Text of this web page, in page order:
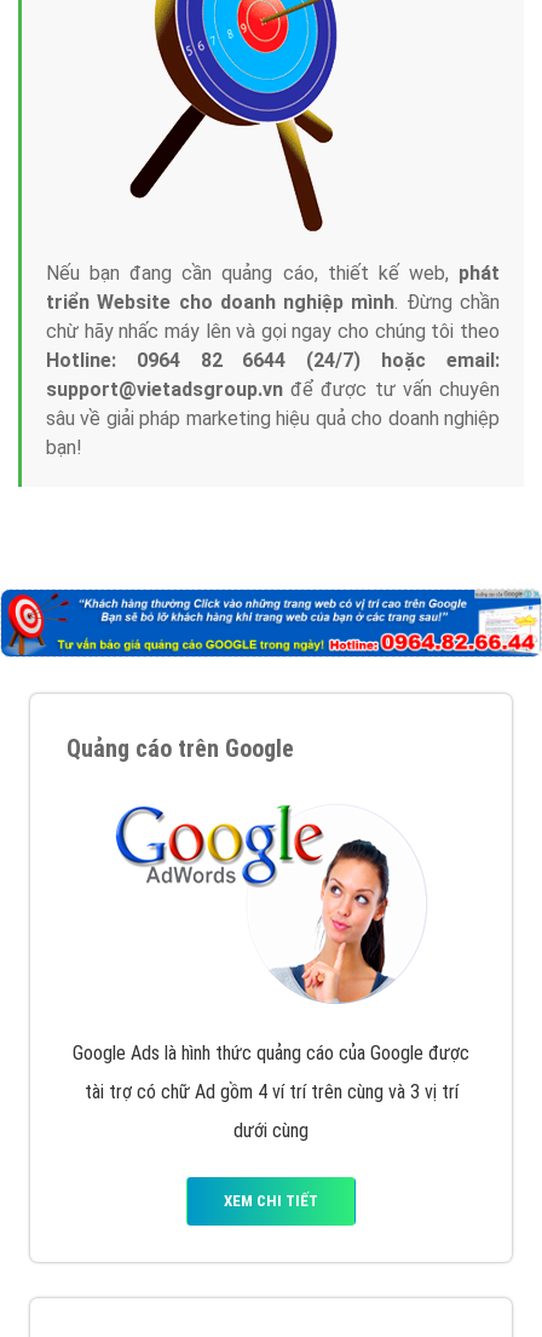
Nếu bạn đang cần quảng cáo, thiết kế web, phát
triển Website cho doanh nghiệp mình. Đừng chần
chừ hãy nhấc máy lên và gọi ngay cho chúng tôi theo
Hotline: 0964 82 6644 (24/7) hoặc email:
support@vietadsgroup.vn để được tư vấn chuyên
sâu về giải pháp marketing hiệu quả cho doanh nghiệp
bạn!
Quảng cáo trên Google
Google Ads là hình thức quảng cáo của Google được
tài trợ có chữ Ad gồm 4 ví trí trên cùng và 3 vị trí
dưới cùng
XEM CHI TIẾT